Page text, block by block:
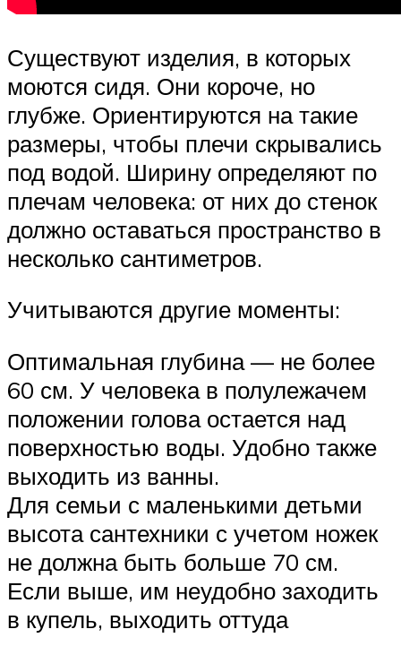
Существуют изделия, в которых
моются сидя. Они короче, но
глубже. Ориентируются на такие
размеры, чтобы плечи скрывались
под водой. Ширину определяют по
плечам человека: от них до стенок
должно оставаться пространство в
несколько сантиметров.
Учитываются другие моменты:
Оптимальная глубина — не более
60 см. У человека в полулежачем
положении голова остается над
поверхностью воды. Удобно также
выходить из ванны.
Для семьи с маленькими детьми
высота сантехники с учетом ножек
не должна быть больше 70 см.
Если выше, им неудобно заходить
в купель, выходить оттуда